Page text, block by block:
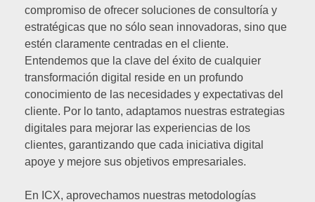
compromiso de ofrecer soluciones de consultoría y
estratégicas que no sólo sean innovadoras, sino que
estén claramente centradas en el cliente.
Entendemos que la clave del éxito de cualquier
transformación digital reside en un profundo
conocimiento de las necesidades y expectativas del
cliente. Por lo tanto, adaptamos nuestras estrategias
digitales para mejorar las experiencias de los
clientes, garantizando que cada iniciativa digital
apoye y mejore sus objetivos empresariales.
En ICX, aprovechamos nuestras metodologías